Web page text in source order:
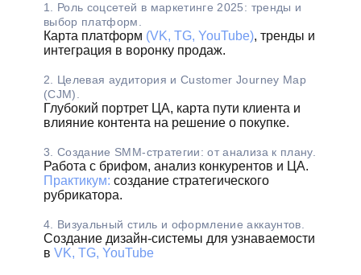
1. Роль соцсетей в маркетинге 2025: тренды и
выбор платформ.
Карта платформ (VK, TG, YouTube), тренды и
интеграция в воронку продаж.
2. Целевая аудитория и Customer Journey Map
(CJM).
Глубокий портрет ЦА, карта пути клиента и
влияние контента на решение о покупке.
3. Создание SMM-стратегии: от анализа к плану.
Работа с брифом, анализ конкурентов и ЦА.
Практикум: создание стратегического
рубрикатора.
4. Визуальный стиль и оформление аккаунтов.
Создание дизайн-системы для узнаваемости
в VK, TG, YouTube